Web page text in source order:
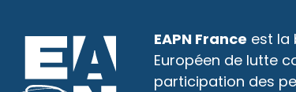
EAPN France est la
Européen de lutte
participation des